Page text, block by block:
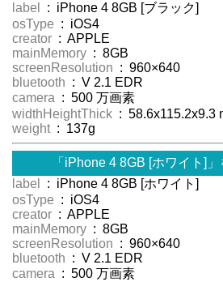
label
: iPhone 4 8GB [ブラック]
osType : iOS4
creator : APPLE
mainMemory : 8GB
screenResolution : 960×640
bluetooth : V 2.1 EDR
camera : 500 万画素
widthHeightThick : 58.6x115.2x9.3
weight : 137g
「iPhone 4 8GB [ホワイト]
label
: iPhone 4 8GB [ホワイト]
osType : iOS4
creator : APPLE
mainMemory : 8GB
screenResolution : 960×640
bluetooth : V 2.1 EDR
camera : 500 万画素